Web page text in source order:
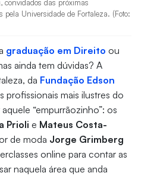
convidados das próximas
pela Universidade de Fortaleza. (Foto:
graduação em Direito ou
ainda tem dúvidas? A
da Fundação Edson
profissionais mais ilustres do
“empurrãozinho”: os
Prioli e Mateus Costa-
de moda Jorge Grimberg
online para contar as
naquela área que anda